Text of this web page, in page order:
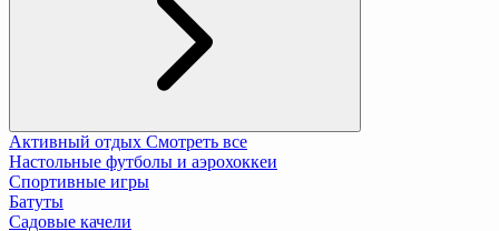
Активный отдых Смотреть все
Настольные футболы и аэрохоккеи
Спортивные игры
Батуты
Садовые качели